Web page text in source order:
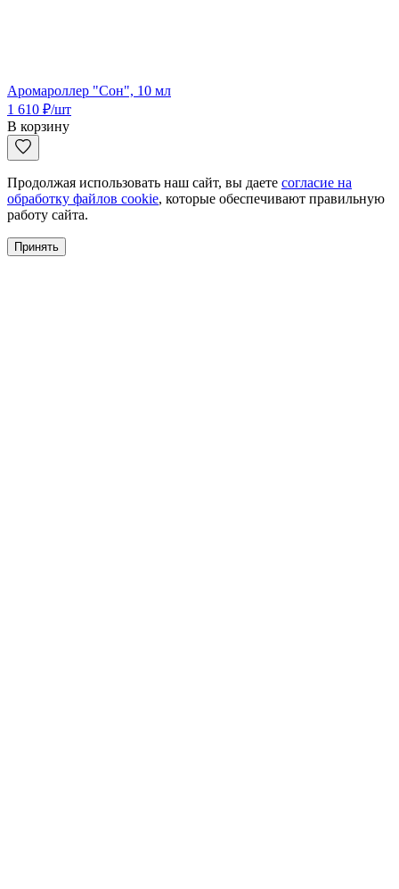
Аромароллер "Сон", 10 мл
1 610 ₽/шт
В корзину
Продолжая использовать наш сайт, вы даете согласие на
обработку файлов cookie, которые обеспечивают правильную
работу сайта.
Принять